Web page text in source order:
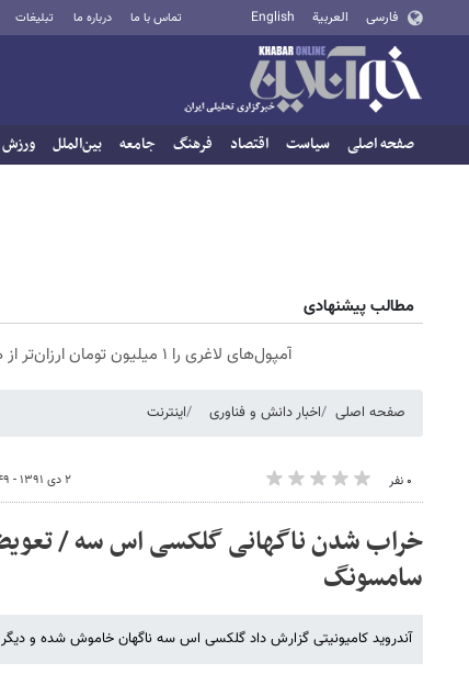
فارسی العربية English تماس با ما درباره ما تبلیغات
صفحه اصلی سیاست اقتصاد فرهنگ جامعه بین‌الملل ورزش
مطالب پیشنهادی
آمپول‌های لاغری را ۱ میلیون تومان ارزان‌تر از همه‌جا بخر!
صفحه اصلی اخبار دانش و فناوری اینترنت
۰ نفر ۲ دی ۱۳۹۱ - ۰۶:۴۹
خراب شدن ناگهانی گلکسی اس سه /
سامسونگ
آندروید کامیونیتی گزارش داد گلکسی اس سه ناگهان خاموش شده و